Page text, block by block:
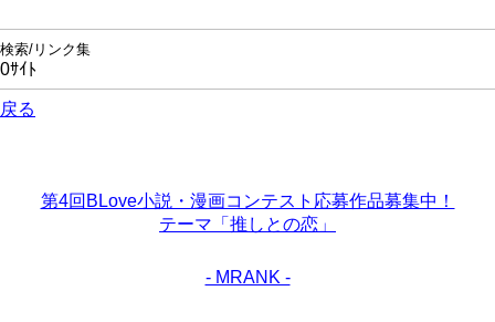
検索/リンク集
0ｻｲﾄ
戻る
第4回BLove小説・漫画コンテスト応募作品募集中！
テーマ「推しとの恋」
- MRANK -